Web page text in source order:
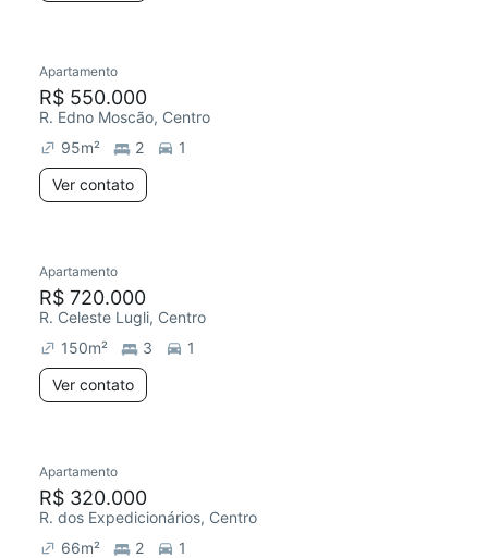
Apartamento
R$ 550.000
R. Edno Moscão, Centro
95m² 2
1
Ver contato
Apartamento
R$ 720.000
R. Celeste Lugli, Centro
150m² 3
1
Ver contato
Apartamento
R$ 320.000
R. dos Expedicionários, Centro
66m² 2
1